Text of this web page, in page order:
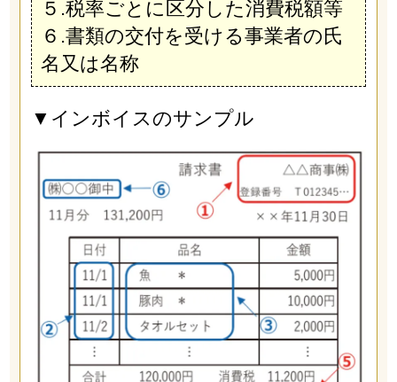
５.税率ごとに区分した消費税額等
６.書類の交付を受ける事業者の氏
名又は名称
▼インボイスのサンプル